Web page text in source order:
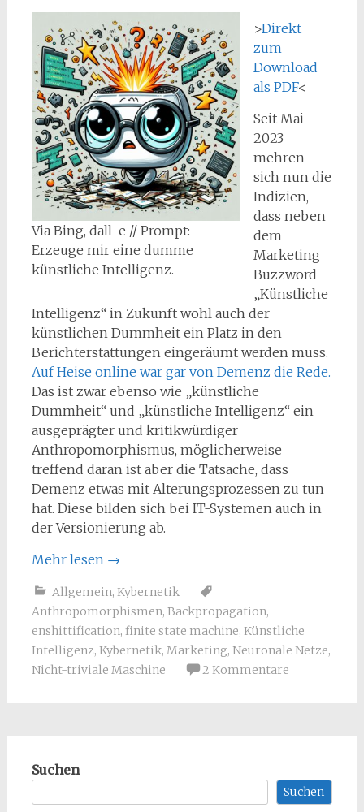
Via Bing, dall-e // Prompt:
Erzeuge mir eine dumme
künstliche Intelligenz.
>Direkt
zum
Download
als PDF<
Seit Mai
2023
mehren
sich nun die
Indizien,
dass neben
dem
Marketing
Buzzword
„Künstliche
Intelligenz“ in Zukunft wohl auch der
künstlichen Dummheit ein Platz in den
Berichterstattungen eingeräumt werden muss.
Auf Heise online war gar von Demenz die Rede.
Das ist zwar ebenso wie „künstliche
Dummheit“ und „künstliche Intelligenz“ ein
ausgeprägter und kritikwürdiger
Anthropomorphismus, möglicherweise
treffend daran ist aber die Tatsache, dass
Demenz etwas mit Alterungsprozessen zu tun
hat. Diese bilden sich bei IT-Systemen auch in
der Versionierung ab.
Mehr lesen →
Allgemein, Kybernetik
Anthropomorphismen, Backpropagation,
enshittification, finite state machine, Künstliche
Intelligenz, Kybernetik, Marketing, Neuronale Netze,
Nicht-triviale Maschine
2 Kommentare
Suchen
Suchen